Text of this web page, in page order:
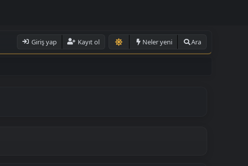
Giriş yap Kayıt ol Neler yeni Ara